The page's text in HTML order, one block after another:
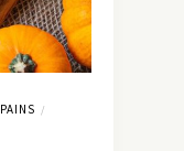
PAINS /